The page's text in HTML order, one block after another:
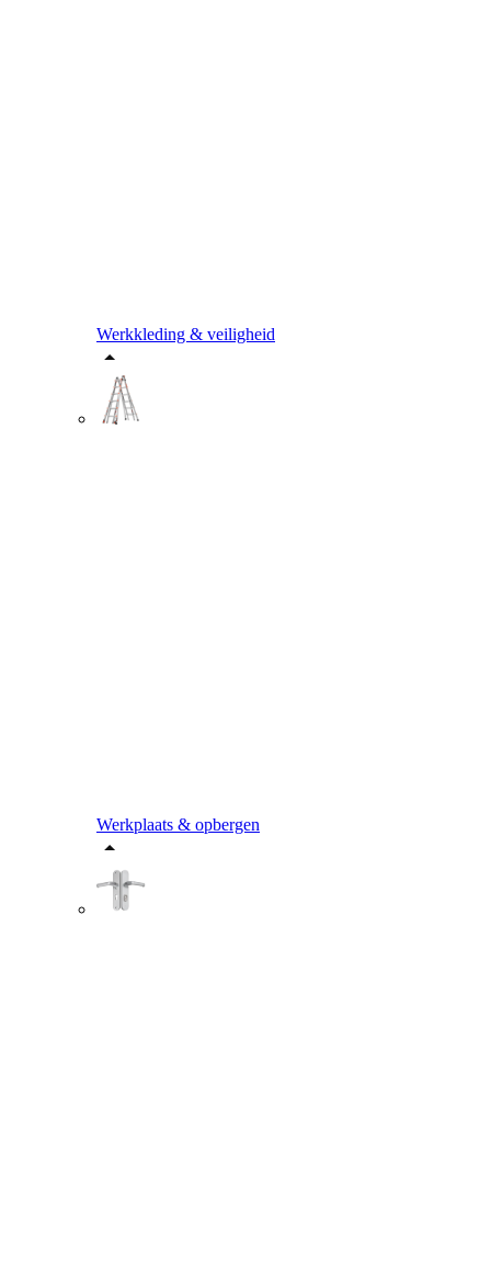
Werkkleding & veiligheid
Werkplaats & opbergen